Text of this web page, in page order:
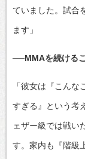
ていました。試合
ます」
──MMAを続ける
「彼女は『こん
すぎる』という考
ェザー級では戦い
す。家内も『階級